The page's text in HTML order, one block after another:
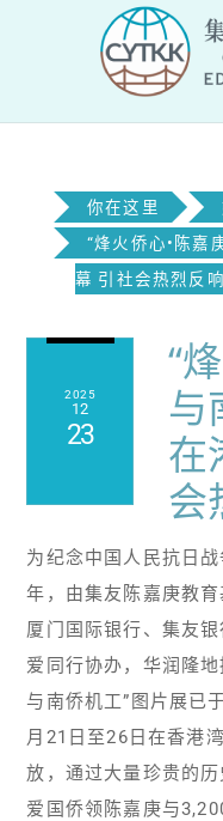
你在这里
“烽火侨心•陈嘉
幕 引社会热烈反响
2025
12
23
“
与
在
会
为纪念中国人民抗日
年，由集友陈嘉庚教
厦门国际银行、集友
爱同行协办，华润隆
与南侨机工”图片展已
月21日至26日在香港
放，通过大量珍贵的
爱国侨领陈嘉庚与